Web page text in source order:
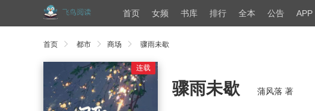
首页 女频 书库 排行 全本 公告 APP
首页 都市 商场 骤雨未歇
连载
骤雨未歇 蒲风落 著